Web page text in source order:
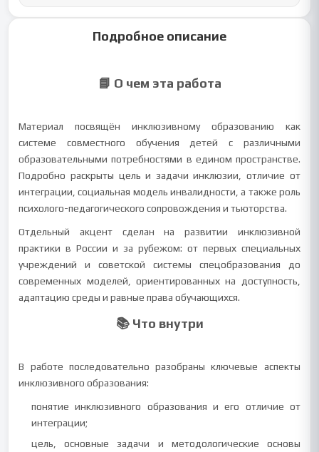
Подробное описание
📘 О чем эта работа
Материал посвящён инклюзивному образованию как
системе совместного обучения детей с различными
образовательными потребностями в едином пространстве.
Подробно раскрыты цель и задачи инклюзии, отличие от
интеграции, социальная модель инвалидности, а также роль
психолого-педагогического сопровождения и тьюторства.
Отдельный акцент сделан на развитии инклюзивной
практики в России и за рубежом: от первых специальных
учреждений и советской системы спецобразования до
современных моделей, ориентированных на доступность,
адаптацию среды и равные права обучающихся.
📚 Что внутри
В работе последовательно разобраны ключевые аспекты
инклюзивного образования:
понятие инклюзивного образования и его отличие от
интеграции;
цель, основные задачи и методологические основы